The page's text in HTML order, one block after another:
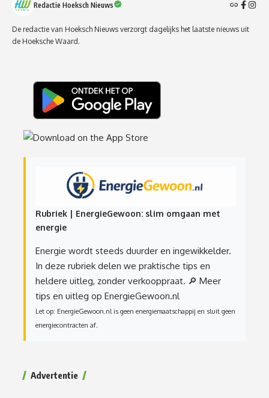
Redactie Hoeksch Nieuws
De redactie van Hoeksch Nieuws verzorgt dagelijks het laatste nieuws uit
de Hoeksche Waard.
Rubriek | EnergieGewoon: slim omgaan met
energie
Energie wordt steeds duurder en ingewikkelder.
In deze rubriek delen we praktische tips en
heldere uitleg, zonder verkooppraat. 🔎 Meer
tips en uitleg op EnergieGewoon.nl
Let op: EnergieGewoon.nl is geen energiemaatschappij en sluit geen
energiecontracten af.
Advertentie